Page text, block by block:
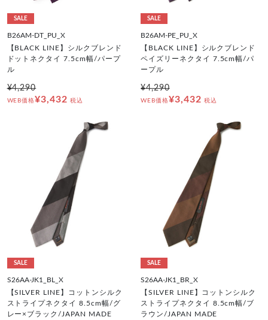
SALE
B26AM-DT_PU_X
【BLACK LINE】シルクブレンド
ドットネクタイ 7.5cm幅/パープ
ル
¥4,290
WEB価格¥3,432 税込
SALE
B26AM-PE_PU_X
【BLACK LINE】シルクブレンド
ペイズリーネクタイ 7.5cm幅/パ
ープル
¥4,290
WEB価格¥3,432 税込
SALE
S26AA-JK1_BL_X
【SILVER LINE】コットンシルク
ストライプネクタイ 8.5cm幅/グ
レー×ブラック/JAPAN MADE
SALE
S26AA-JK1_BR_X
【SILVER LINE】コットンシルク
ストライプネクタイ 8.5cm幅/ブ
ラウン/JAPAN MADE